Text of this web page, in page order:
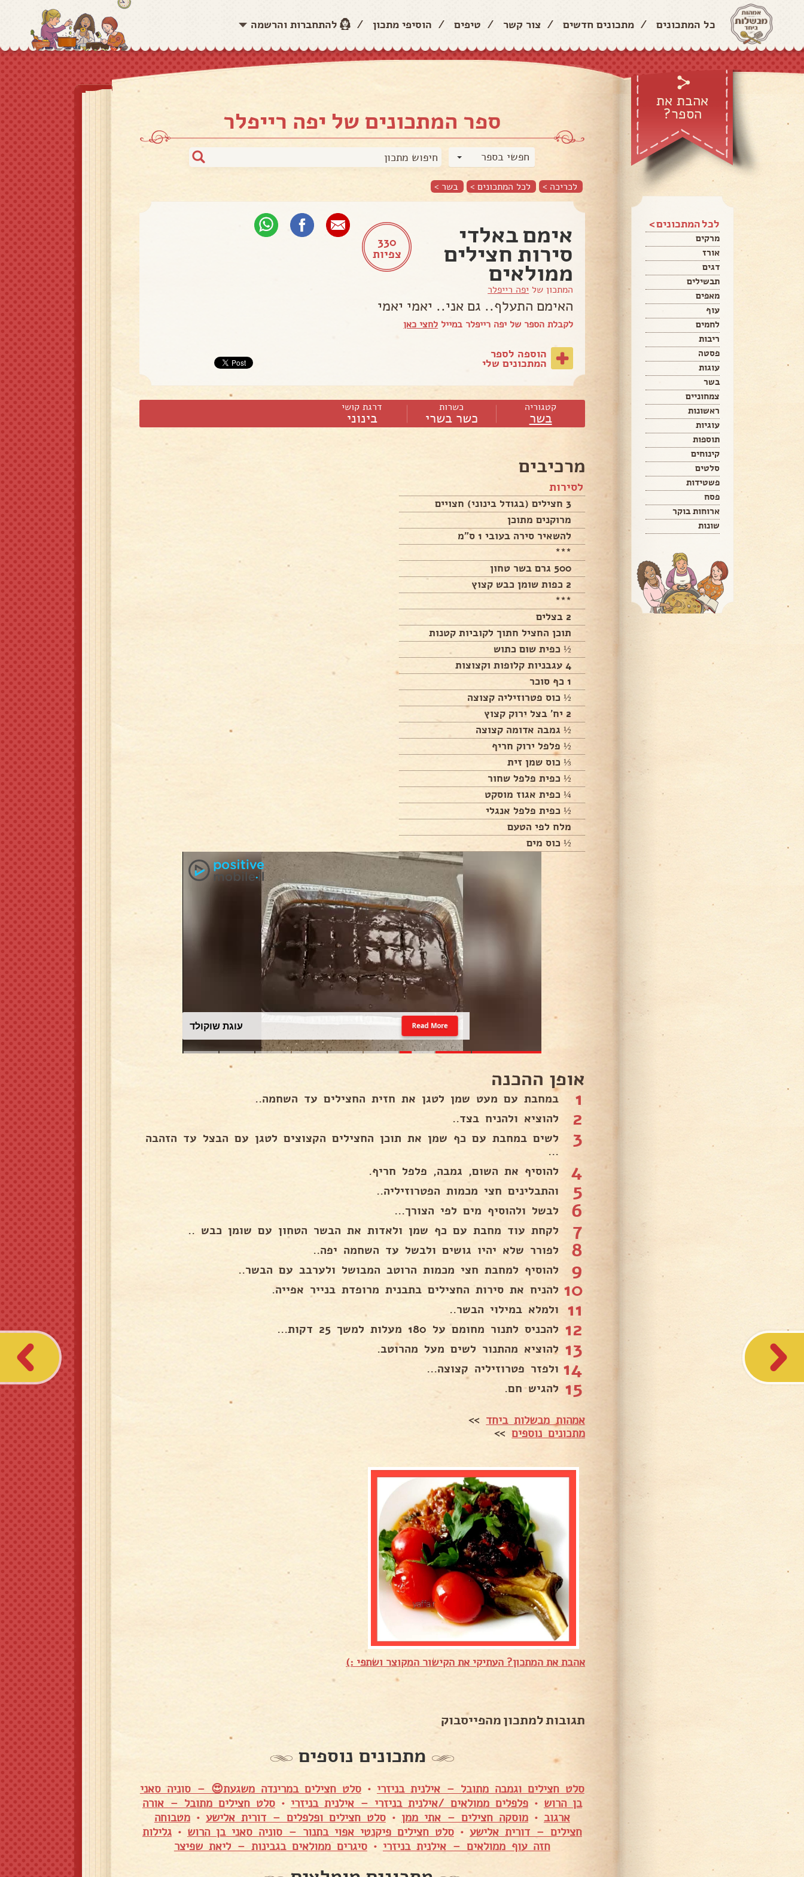
כל המתכונים / מתכונים חדשים / צור קשר / טיפים / הוסיפי מתכון / להתחברות והרשמה
אהבת את
הספר?
לכל המתכונים >
מרקים
אורז
דגים
תבשילים
מאפים
עוף
לחמים
ריבות
פסטה
עוגות
בשר
צמחוניים
ראשונות
עוגיות
תוספות
קינוחים
סלטים
פשטידות
פסח
ארוחות בוקר
שונות
ספר המתכונים של יפה רייפלר
חפשי בספר
לכריכה > לכל המתכונים > בשר >
330
צפיות
אימם באלדי
סירות חצילים
ממולאים
המתכון של יפה רייפלר
האימם התעלף.. גם אני.. יאמי יאמי
לקבלת הספר של יפה רייפלר במייל לחצי כאן
הוספה לספר
המתכונים שלי
קטגוריה
בשר
כשרות
כשר בשרי
דרגת קושי
בינוני
מרכיבים
לסירות
3 חצילים (בגודל בינוני) חצויים
מרוקנים מתוכן
להשאיר סירה בעובי 1 ס"מ
***
500 גרם בשר טחון
2 כפות שומן כבש קצוץ
***
2 בצלים
תוכן החציל חתוך לקוביות קטנות
½ כפית שום כתוש
4 עגבניות קלופות וקצוצות
1 כף סוכר
½ כוס פטרוזיליה קצוצה
2 יח' בצל ירוק קצוץ
½ גמבה אדומה קצוצה
½ פלפל ירוק חריף
⅓ כוס שמן זית
½ כפית פלפל שחור
¼ כפית אגוז מוסקט
½ כפית פלפל אנגלי
מלח לפי הטעם
½ כוס מים
עוגת שוקולד Read More
אופן ההכנה
1 במחבת עם מעט שמן לטגן את חזית החצילים עד השחמה..
2 להוציא ולהניח בצד..
3
לשים במחבת עם כף שמן את תוכן החצילים הקצוצים לטגן עם הבצל עד הזהבה
...
4 להוסיף את השום, גמבה, פלפל חריף.
5 והתבלינים חצי מכמות הפטרוזיליה..
6 לבשל ולהוסיף מים לפי הצורך...
7 לקחת עוד מחבת עם כף שמן ולאדות את הבשר הטחון עם שומן כבש ..
8 לפורר שלא יהיו גושים ולבשל עד השחמה יפה..
9 להוסיף למחבת חצי מכמות הרוטב המבושל ולערבב עם הבשר..
10 להניח את סירות החצילים בתבנית מרופדת בנייר אפייה.
11 ולמלא במילוי הבשר..
12 להכניס לתנור מחומם על 180 מעלות למשך 25 דקות...
13 להוציא מהתנור לשים מעל מהרוטב.
14 ולפזר פטרוזיליה קצוצה...
15 להגיש חם.
אמהות מבשלות ביחד >>
מתכונים נוספים>>
אהבת את המתכון? העתיקי את הקישור המקוצר ושתפי :)
תגובות למתכון מהפייסבוק
מתכונים נוספים
סלט חצילים וגמבה מתובל – אילנית בניזרי •סלט חצילים במרינדה משגעת😍 – סוניה סאני
בן הרוש •פלפלים ממולאים /אילנית בניזרי – אילנית בניזרי •סלט חצילים מתובל – אורה
ארגוב •מוסקה חצילים – אתי ממן •סלט חצילים ופלפלים – דורית אלישע •מטבוחה
חצילים – דורית אלישע •סלט חצילים פיקנטי אפוי בתנור – סוניה סאני בן הרוש •גלילות
חזה עוף ממולאים – אילנית בניזרי •סיגרים ממולאים בגבינות – ליאת שפיצר